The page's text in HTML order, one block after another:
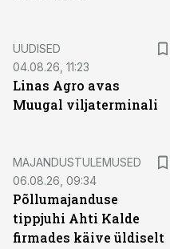
UUDISED
04.08.26, 11:23
Linas Agro avas
Muugal viljaterminali
MAJANDUSTULEMUSED
06.08.26, 09:34
Põllumajanduse
tippjuhi Ahti Kalde
firmades käive üldiselt